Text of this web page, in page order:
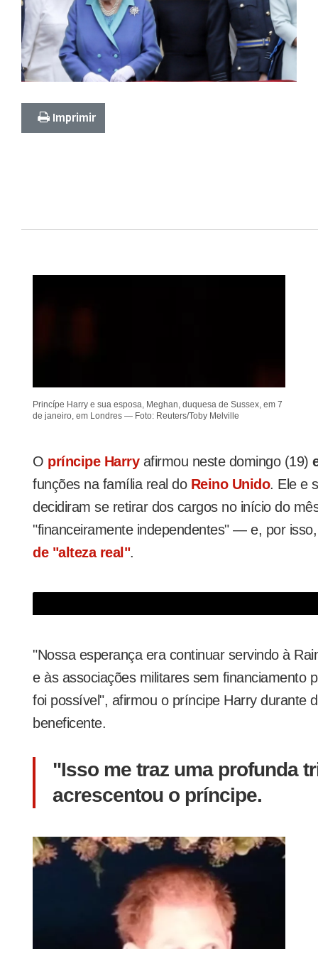
Imprimir
Princípe Harry e sua esposa, Meghan, duquesa de Sussex, em 7
de janeiro, em Londres — Foto: Reuters/Toby Melville
O príncipe Harry afirmou neste domingo (19)
funções na família real do Reino Unido. Ele e
decidiram se retirar dos cargos no início do
"financeiramente independentes" — e, por isso,
de "alteza real".
"Nossa esperança era continuar servindo à
e às associações militares sem financiamento
foi possível", afirmou o príncipe Harry durante
beneficente.
"Isso me traz uma profunda
acrescentou o príncipe.